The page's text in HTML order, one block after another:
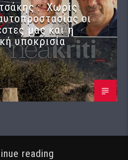
: Χωρίς
οι
μας και η
υποκρισία
reading